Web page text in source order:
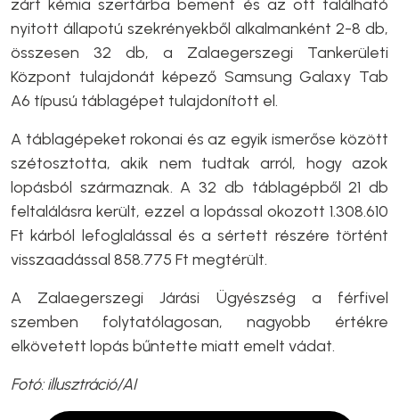
zárt kémia szertárba bement és az ott található
nyitott állapotú szekrényekből alkalmanként 2-8 db,
összesen 32 db, a Zalaegerszegi Tankerületi
Központ tulajdonát képező Samsung Galaxy Tab
A6 típusú táblagépet tulajdonított el.
A táblagépeket rokonai és az egyik ismerőse között
szétosztotta, akik nem tudtak arról, hogy azok
lopásból származnak. A 32 db táblagépből 21 db
feltalálásra került, ezzel a lopással okozott 1.308.610
Ft kárból lefoglalással és a sértett részére történt
visszaadással 858.775 Ft megtérült.
A Zalaegerszegi Járási Ügyészség a férfivel
szemben folytatólagosan, nagyobb értékre
elkövetett lopás bűntette miatt emelt vádat.
Fotó: illusztráció/AI